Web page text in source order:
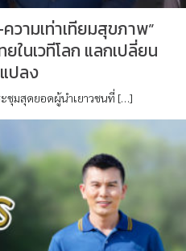
วามเท่าเทียมสุขภาพ”
ในเวทีโลก แลกเปลี่ยน
ปลง
ะชุมสุดยอดผู้นำเยาวชนที่ […]